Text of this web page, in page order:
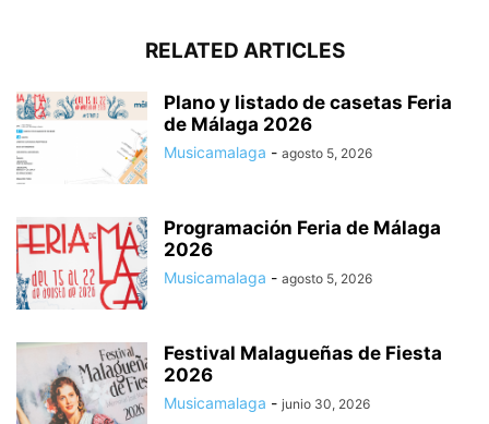
RELATED ARTICLES
Plano y listado de casetas Feria
de Málaga 2026
Musicamalaga - agosto 5, 2026
Programación Feria de Málaga
2026
Musicamalaga - agosto 5, 2026
Festival Malagueñas de Fiesta
2026
Musicamalaga - junio 30, 2026